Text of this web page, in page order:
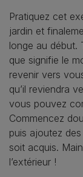
Pratiquez cet
jardin et
longe au début.
que signifie le
revenir vers
qu’il reviendra
vous pouvez
Commencez
puis ajoutez
soit acquis.
l’extérieur !